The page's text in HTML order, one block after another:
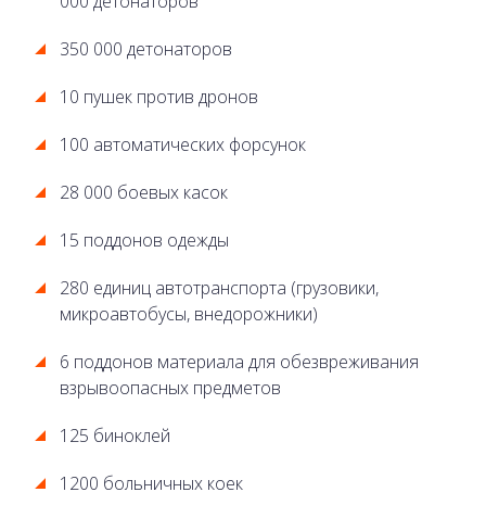
350 000 детонаторов
10 пушек против дронов
100 автоматических форсунок
28 000 боевых касок
15 поддонов одежды
280 единиц автотранспорта (грузовики,
микроавтобусы, внедорожники)
6 поддонов материала для обезвреживания
взрывоопасных предметов
125 биноклей
1200 больничных коек